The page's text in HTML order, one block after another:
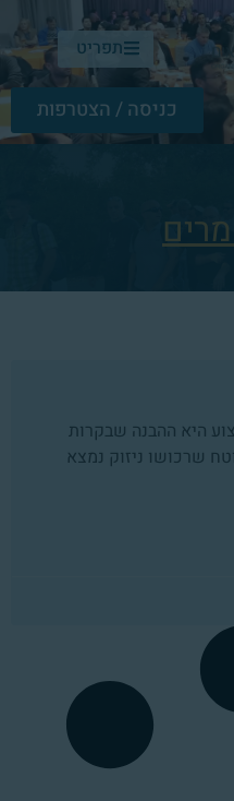
תפריט
כניסה / הצטרפות
היא ההבנה שבקרות
שרכושו ניזוק נמצא